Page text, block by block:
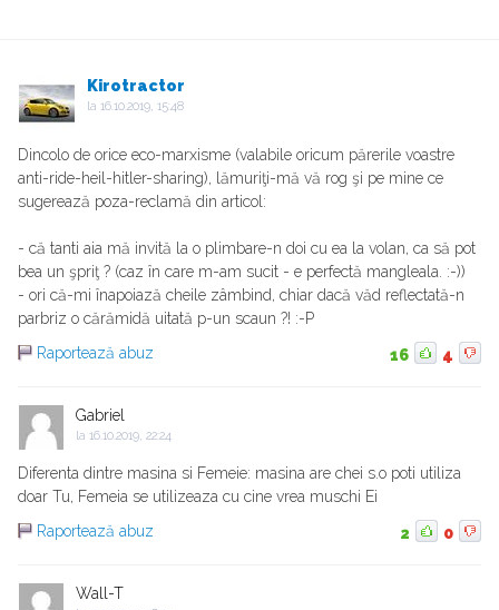
Kirotractor
la 16.10.2019, 15:48
Dincolo de orice eco-marxisme (valabile oricum părerile voastre
anti-ride-heil-hitler-sharing), lămuriţi-mă vă rog şi pe mine ce
sugerează poza-reclamă din articol:
- că tanti aia mă invită la o plimbare-n doi cu ea la volan, ca să pot
bea un şpriţ ? (caz în care m-am sucit - e perfectă mangleala. :-))
- ori că-mi înapoiază cheile zâmbind, chiar dacă văd reflectată-n
parbriz o cărămidă uitată p-un scaun ?! :-P
Raportează abuz
16 4
Gabriel
la 16.10.2019, 22:24
Diferenta dintre masina si Femeie: masina are chei s.o poti utiliza
doar Tu, Femeia se utilizeaza cu cine vrea muschi Ei
Raportează abuz
2 0
Wall-T